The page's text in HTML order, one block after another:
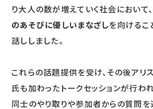
り大人の数が増えていく社会において
のあそびに優しいまなざしを向けるこ
話ししました。
これらの話題提供を受け、その後アリ
氏も加わったトークセッションが行わ
同士のやり取りや参加者からの質問を